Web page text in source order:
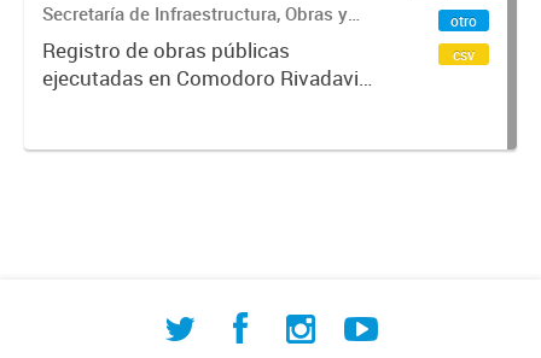
Secretaría de Infraestructura, Obras y
Servicios Públicos
Registro de obras públicas
ejecutadas en Comodoro Rivadavia,
adjudicatarias y montos
otro
csv